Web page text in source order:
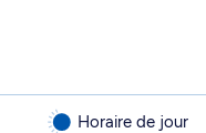
Horaire de jour